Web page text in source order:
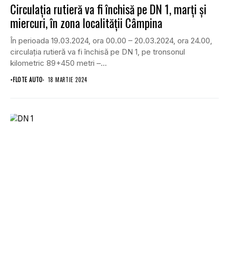
Circulația rutieră va fi închisă pe DN 1, marți și
miercuri, în zona localității Câmpina
În perioada 19.03.2024, ora 00.00 – 20.03.2024, ora 24.00,
circulația rutieră va fi închisă pe DN 1, pe tronsonul
kilometric 89+450 metri –...
•FLOTE AUTO 18 MARTIE 2024